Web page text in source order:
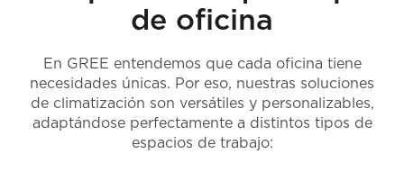
de oficina
En GREE entendemos que cada oficina tiene
necesidades únicas. Por eso, nuestras soluciones
de climatización son versátiles y personalizables,
adaptándose perfectamente a distintos tipos de
espacios de trabajo: